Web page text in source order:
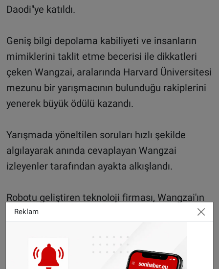
Daodi"ye katıldı.
Geniş bilgi depolama kabiliyeti ve insanların
mimiklerini taklit etme becerisi ile dikkatleri
çeken Wangzai, aralarında Harvard Üniversitesi
mezunu bir yarışmacının bulunduğu rakiplerini
yenerek büyük ödülü kazandı.
Yarışmada yöneltilen soruları hızlı şekilde
algılayarak anında cevaplayan Wangzai
izleyenler tarafından ayakta alkışlandı.
Robotu geliştiren teknoloji firması, Wangzai'ın
bağımsız analiz, hızlı algılama ve tepki verme
içinde yanıt verebildiğini belirtti.
Reklam